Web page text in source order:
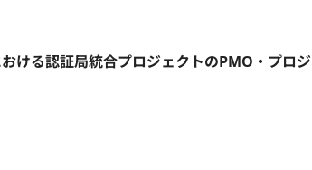
ける認証局統合プロジェクトのPMO・プロジ